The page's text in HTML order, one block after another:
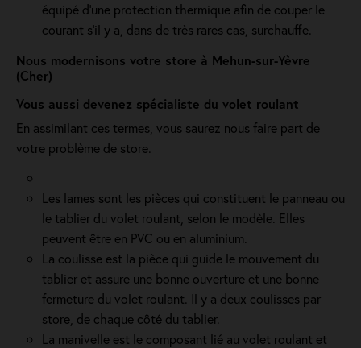
équipé d'une protection thermique afin de couper le
courant s'il y a, dans de très rares cas, surchauffe.
Nous modernisons votre store à Mehun-sur-Yèvre
(Cher)
Vous aussi devenez spécialiste du volet roulant
En assimilant ces termes, vous saurez nous faire part de
votre problème de store.
Les lames sont les pièces qui constituent le panneau ou
le tablier du volet roulant, selon le modèle. Elles
peuvent être en PVC ou en aluminium.
La coulisse est la pièce qui guide le mouvement du
tablier et assure une bonne ouverture et une bonne
fermeture du volet roulant. Il y a deux coulisses par
store, de chaque côté du tablier.
La manivelle est le composant lié au volet roulant et